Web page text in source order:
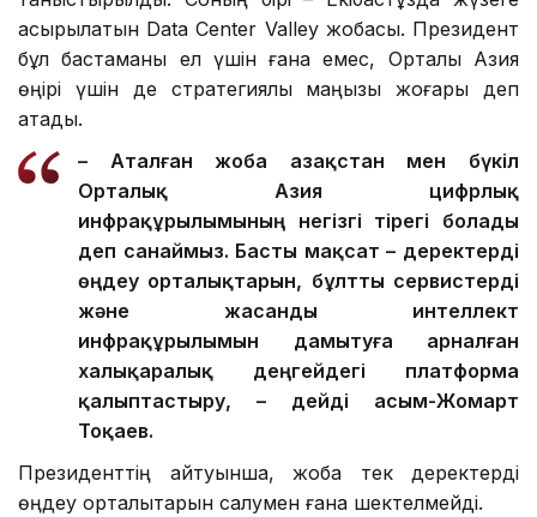
асырылатын Data Center Valley жобасы. Президент
бұл бастаманы ел үшін ғана емес, Орталық Азия
өңірі үшін де стратегиялық маңызы жоғары деп
атады.
– Аталған жоба Қазақстан мен бүкіл
Орталық Азия цифрлық
инфрақұрылымының негізгі тірегі болады
деп санаймыз. Басты мақсат – деректерді
өңдеу орталықтарын, бұлтты сервистерді
және жасанды интеллект
инфрақұрылымын дамытуға арналған
халықаралық деңгейдегі платформа
қалыптастыру, – дейді Қасым-Жомарт
Тоқаев.
Президенттің айтуынша, жоба тек деректерді
өңдеу орталықтарын салумен ғана шектелмейді.